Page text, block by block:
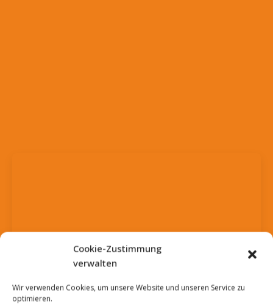
Cookie-Zustimmung
verwalten
Wir verwenden Cookies, um unsere Website und unseren Service zu
optimieren.